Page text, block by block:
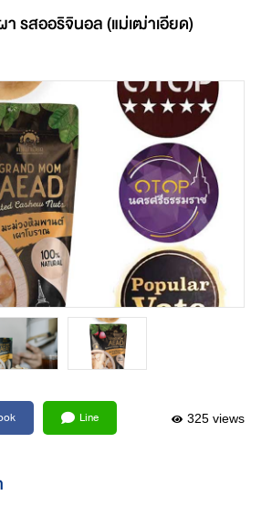
รสออริจินอล (แม่เฒ่าเอียด)
Line 325 views